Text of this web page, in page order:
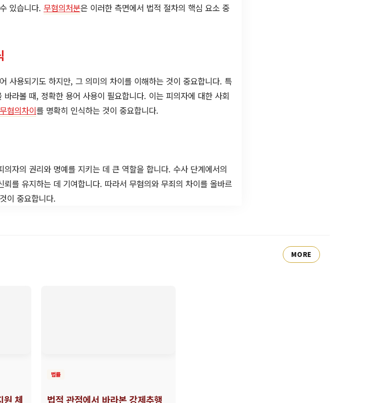
있습니다. 무혐의처분은 이러한 측면에서 법적 절차의 핵심 요소 중
사용되기도 하지만, 그 의미의 차이를 이해하는 것이 중요합니다. 특
라볼 때, 정확한 용어 사용이 필요합니다. 이는 피의자에 대한 사회
혐의차이를 명확히 인식하는 것이 중요합니다.
자의 권리와 명예를 지키는 데 큰 역할을 합니다. 수사 단계에서의
를 유지하는 데 기여합니다. 따라서 무혐의와 무죄의 차이를 올바르
이 중요합니다.
MORE
원 체
법률
법적 관점에서 바라본 강제추행